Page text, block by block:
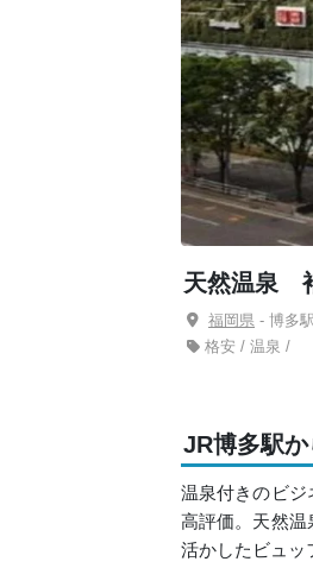
天然温泉
福岡県 - 博多
格安 / 温泉 /
JR博多駅
温泉付きのビジ
高評価。天然温
活かしたビュッ